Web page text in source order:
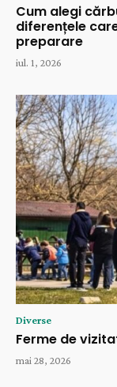
Cum alegi
diferențele
preparare
iul. 1, 2026
Diverse
Ferme de
mai 28, 2026